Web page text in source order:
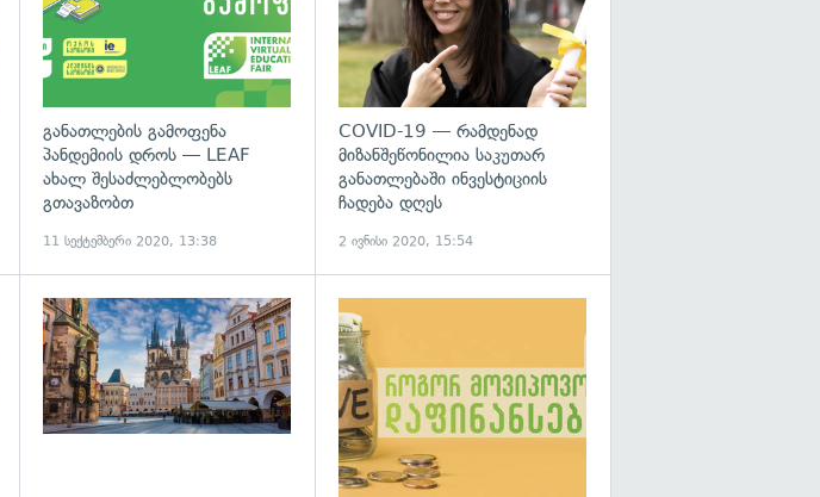
განათლების გამოფენა
პანდემიის დროს — LEAF
ახალ შესაძლებლობებს
გთავაზობთ
11 სექტემბერი 2020, 13:38
COVID-19 — რამდენად
მიზანშეწონილია საკუთარ
განათლებაში ინვესტიციის
ჩადება დღეს
2 ივნისი 2020, 15:54